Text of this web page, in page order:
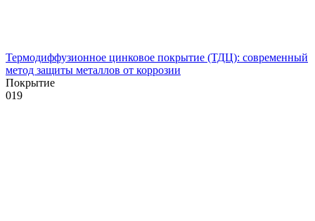
Термодиффузионное цинковое покрытие (ТДЦ): современный
метод защиты металлов от коррозии
Покрытие
019